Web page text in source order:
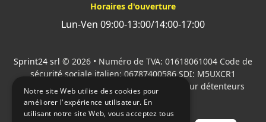
Horaires d'ouverture
Lun-Ven 09:00-13:00/14:00-17:00
Sprint24 srl © 2026 • Numéro de TVA: 01618061004 Code de
sécurité sociale italien: 06787400586 SDI: M5UXCR1
Tous les logos cités sont la propriété de leur détenteurs
respectifs.
Notre site Web utilise des cookies pour
améliorer l'expérience utilisateur. En
utilisant notre site Web, vous acceptez tous